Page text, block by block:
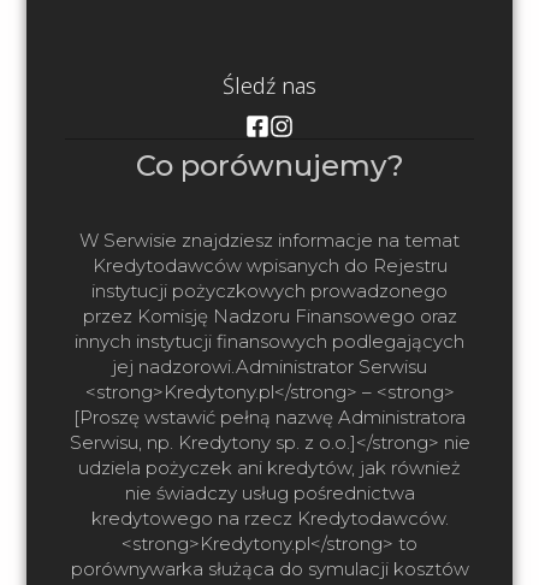
Śledź nas
Co porównujemy?
W Serwisie znajdziesz informacje na temat
Kredytodawców wpisanych do Rejestru
instytucji pożyczkowych prowadzonego
przez Komisję Nadzoru Finansowego oraz
innych instytucji finansowych podlegających
jej nadzorowi.Administrator Serwisu
<strong>Kredytony.pl</strong> – <strong>
[Proszę wstawić pełną nazwę Administratora
Serwisu, np. Kredytony sp. z o.o.]</strong> nie
udziela pożyczek ani kredytów, jak również
nie świadczy usług pośrednictwa
kredytowego na rzecz Kredytodawców.
<strong>Kredytony.pl</strong> to
porównywarka służąca do symulacji kosztów